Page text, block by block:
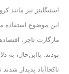
استیگلیتز نیز مانند
این موضوع استفاده
مارگارت تاچر،
بودند. بااین‌حال، به
ناکجاآباد پدیدار